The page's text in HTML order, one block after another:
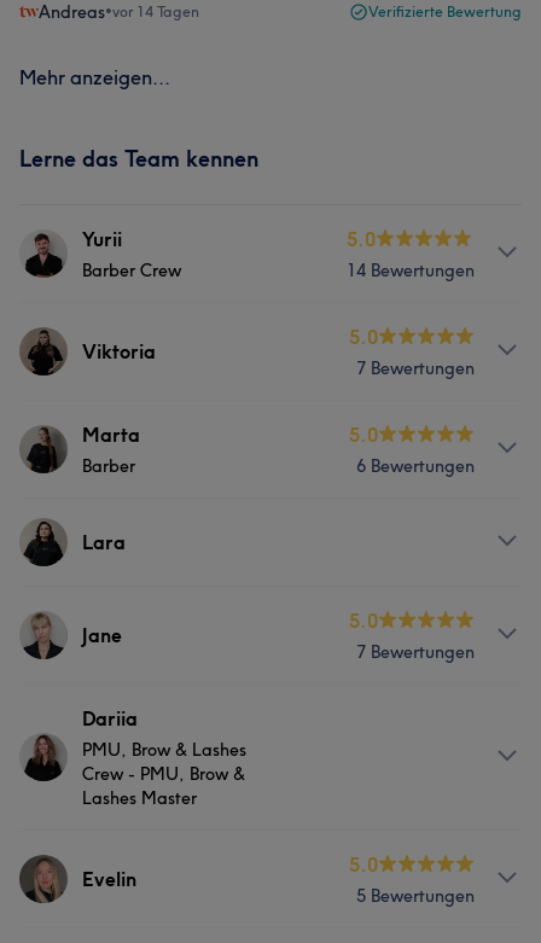
Andreas•vor 14 Tagen Verifizierte Bewertung
Mehr anzeigen...
Lerne das Team kennen
Yurii
Barber Crew
5.0
14 Bewertungen
Services
Viktoria
5.0
7 Bewertungen
ServicesMarta
Barber
5.0
6 Bewertungen
ServicesLara
Services
Jane
5.0
7 Bewertungen
Services
Friseur
Dariia
PMU, Brow & Lashes
Crew - PMU, Brow &
Lashes Master
Services
Evelin
5.0
5 Bewertungen